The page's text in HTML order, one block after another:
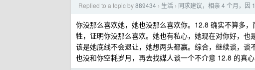
Replied to a topic by889434 › 生活 › 同求建议，相亲 4 个月，因
你没那么喜欢她，她也没那么喜欢你。12.8 确实不算多
牲，证明你没那么喜欢。她也有私心，她现在对你好，
该是她底线不会退让，她想两头都赢。综合，继续谈，谈
也没和你空耗岁月，再去找媒人谈一个不介意 12.8 的真心